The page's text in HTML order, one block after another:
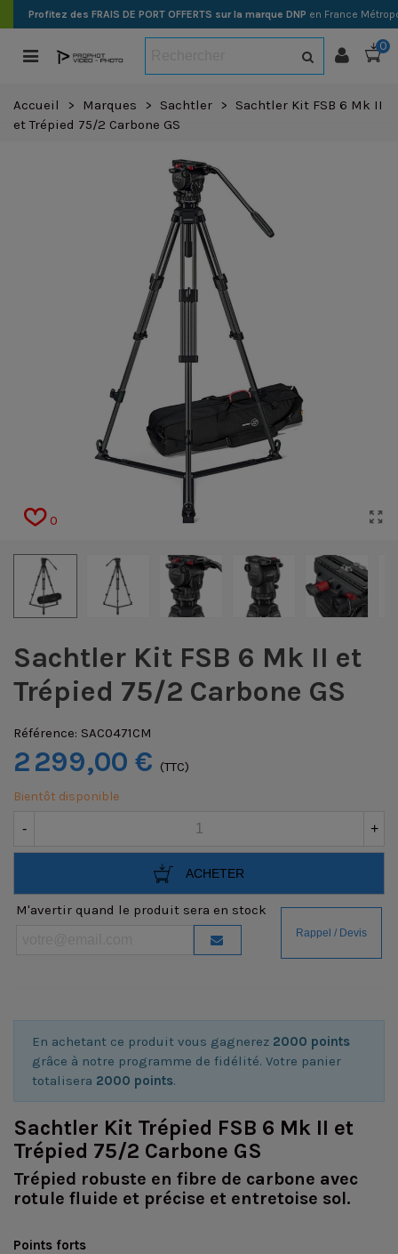
Profitez des FRAIS DE PORT OFFERTS sur la marque DNP en France
0
Accueil > Marques > Sachtler >
Sachtler Kit FSB 6 Mk II
et Trépied 75/2 Carbone GS
0
Sachtler Kit FSB 6 Mk II et
Trépied 75/2 Carbone GS
Référence: SAC0471CM
2 299,00 € (TTC)
Bientôt disponible
- +
ACHETER
M'avertir quand le produit sera en stock
En achetant ce produit vous gagnerez 2000 points
grâce à notre programme de fidélité. Votre panier
totalisera 2000 points.
Sachtler Kit Trépied FSB 6 Mk II et
Trépied 75/2 Carbone GS
Trépied robuste en fibre de carbone avec
rotule fluide et précise et entretoise sol.
Points forts